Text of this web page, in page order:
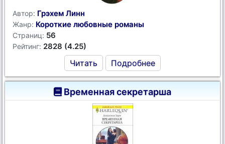
Автор: Грэхем Линн
Жанр: Короткие любовные романы
Страниц: 56
Рейтинг: 2828 (4.25)
Читать Подробнее
Временная секретарша